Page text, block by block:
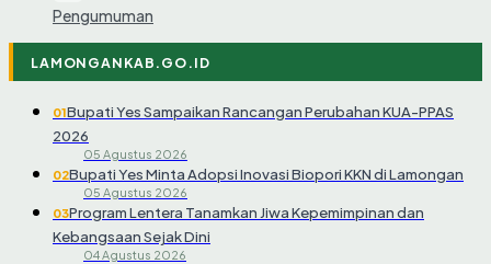
Pengumuman
LAMONGANKAB.GO.ID
01Bupati Yes Sampaikan Rancangan Perubahan KUA-PPAS
2026
05 Agustus 2026
02Bupati Yes Minta Adopsi Inovasi Biopori KKN di Lamongan
05 Agustus 2026
03Program Lentera Tanamkan Jiwa Kepemimpinan dan
Kebangsaan Sejak Dini
04 Agustus 2026